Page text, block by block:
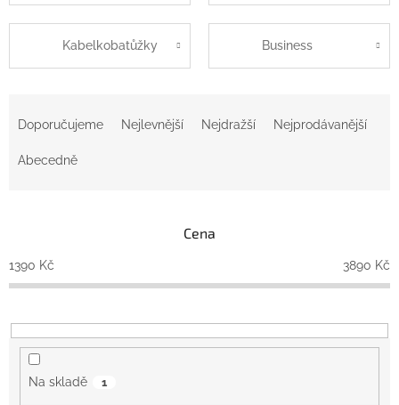
Kabelkobatůžky Business
o
d
k
t
Doporučujeme Nejlevnější Nejdražší Nejprodávanější
Abecedně
Cena
1390 Kč 3890 Kč
Na skladě 1